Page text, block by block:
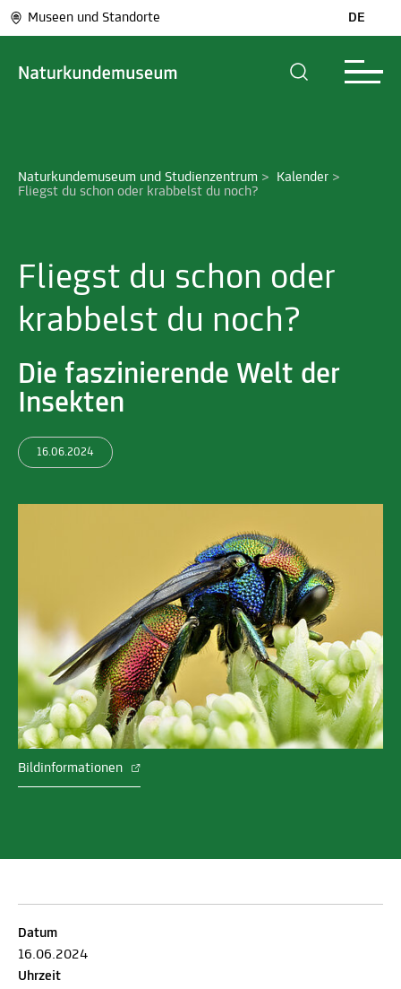
Museen und Standorte DE
Naturkundemuseum und Studienzentrum > Kalender >
Fliegst du schon oder krabbelst du noch?
Fliegst du schon oder
krabbelst du noch?
Die faszinierende Welt der
Insekten
16.06.2024
Bildinformationen
Datum
16.06.2024
Uhrzeit